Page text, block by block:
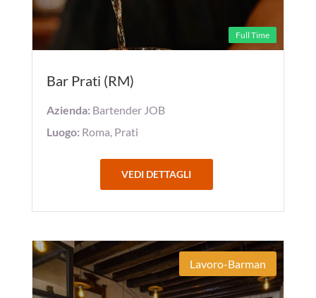
Full Time
Bar Prati (RM)
Azienda: Bartender JOB
Luogo: Roma, Prati
VEDI DETTAGLI
Lavoro-Barman